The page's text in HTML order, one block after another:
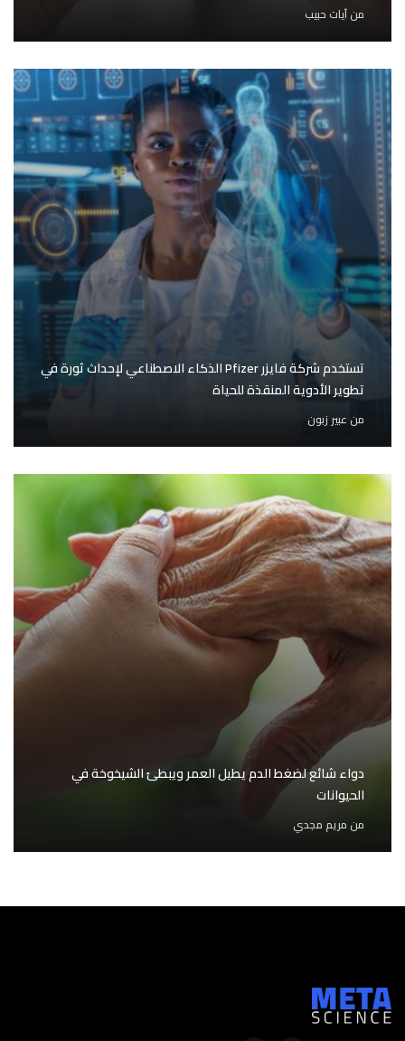
منآيات حبيب
تستخدم شركة فايزر Pfizer الذكاء الاصطناعي لإحداث ثورة في
تطوير الأدوية المنقذة للحياة
من عبير زبون
دواء شائع لضغط الدم يطيل العمر ويبطئ الشيخوخة في
الحيوانات
من مريم مجدي